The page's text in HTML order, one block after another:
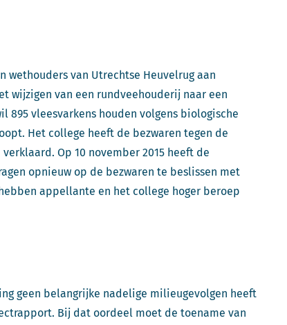
wethouders van Utrechtse Heuvelrug aan
wijzigen van een rundveehouderij naar een
vleesvarkens houden volgens biologische
Het college heeft de bezwaren tegen de
Op 10 november 2015 heeft de
opnieuw op de bezwaren te beslissen met
appellante en het college hoger beroep
geen belangrijke nadelige milieugevolgen heeft
Bij dat oordeel moet de toename van